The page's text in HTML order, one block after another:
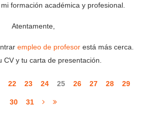
formación académica y profesional.
Atentamente,
empleo de profesorestá más cerca.
CV y tu carta de presentación.
22 23 24 25 26 27 28 29
30 31